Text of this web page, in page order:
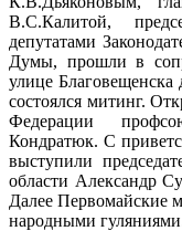
В.С.Калитой,
депутатами
Думы, прошли в
улице
состоялся митинг.
Федерации
Кондратюк. С
выступили
области Александр
Далее Первомайские
народными